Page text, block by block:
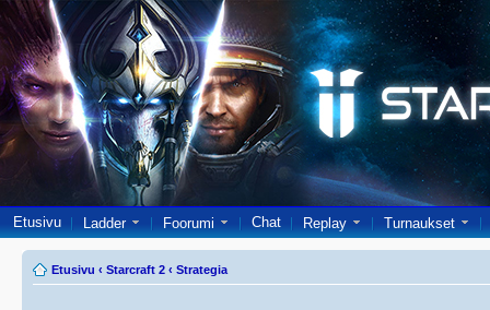
Etusivu Ladder Foorumi Chat Replay Turnaukset
Etusivu ‹ Starcraft 2 ‹ Strategia